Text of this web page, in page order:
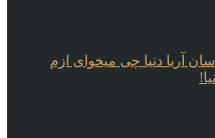
آریا دنیا چی میخوای ازم